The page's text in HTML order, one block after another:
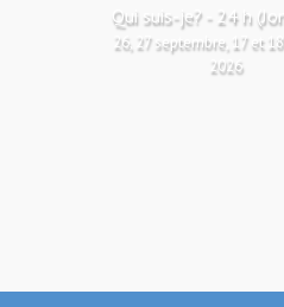
Qui suis-je? - 24 h
26, 27 septembre, 17 et
2026